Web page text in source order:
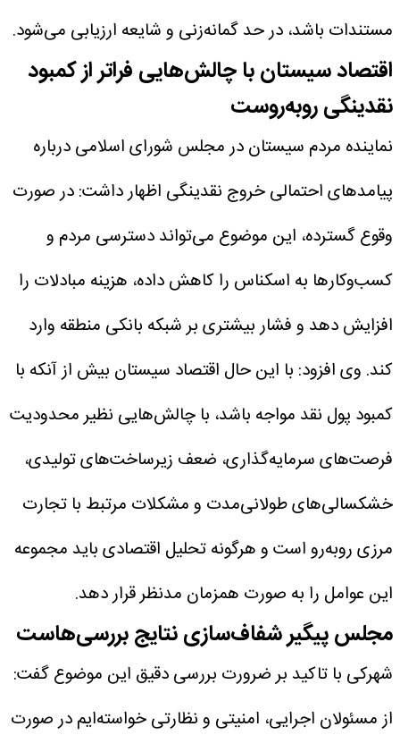
مستندات باشد، در حد گمانه‌زنی و شایعه ارزیابی می‌شود.
اقتصاد سیستان با چالش‌هایی فراتر از کمبود
نقدینگی روبه‌روست
نماینده مردم سیستان در مجلس شورای اسلامی درباره
پیامدهای احتمالی خروج نقدینگی اظهار داشت: در صورت
وقوع گسترده، این موضوع می‌تواند دسترسی مردم و
کسب‌وکارها به اسکناس را کاهش داده، هزینه مبادلات را
افزایش دهد و فشار بیشتری بر شبکه بانکی منطقه وارد
کند. وی افزود: با این حال اقتصاد سیستان بیش از آنکه با
کمبود پول نقد مواجه باشد، با چالش‌هایی نظیر محدودیت
فرصت‌های سرمایه‌گذاری، ضعف زیرساخت‌های تولیدی،
خشکسالی‌های طولانی‌مدت و مشکلات مرتبط با تجارت
مرزی روبه‌رو است و هرگونه تحلیل اقتصادی باید مجموعه
این عوامل را به صورت همزمان مدنظر قرار دهد.
مجلس پیگیر شفاف‌سازی نتایج بررسی‌هاست
شهرکی با تاکید بر ضرورت بررسی دقیق این موضوع گفت:
از مسئولان اجرایی، امنیتی و نظارتی خواسته‌ایم در صورت